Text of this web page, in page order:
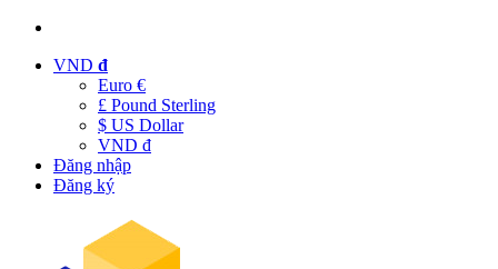
VND đ
Euro €
£ Pound Sterling
$ US Dollar
VND đ
Đăng nhập
Đăng ký